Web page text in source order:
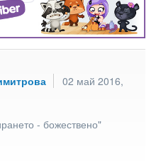
02 май 2016,
- божествено"